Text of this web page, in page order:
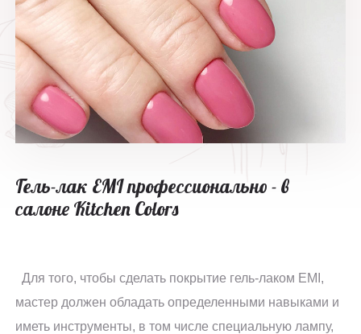
Гель-лак EMI профессионально - в
салоне Kitchen Colors
Для того, чтобы сделать покрытие гель-лаком EMI,
мастер должен обладать определенными навыками и
иметь инструменты, в том числе специальную лампу,